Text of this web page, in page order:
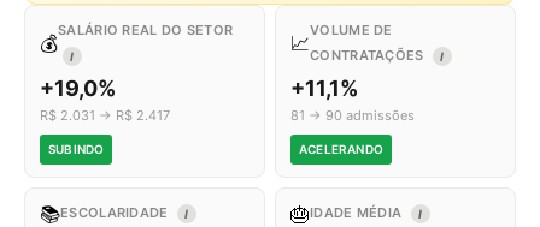
💰
SALÁRIO REAL DO SETOR
I
+19,0%
R$ 2.031 → R$ 2.417
SUBINDO
📈
VOLUME DE
CONTRATAÇÕES
I
+11,1%
81 → 90 admissões
ACELERANDO
📚ESCOLARIDADE I 🎂IDADE MÉDIA I